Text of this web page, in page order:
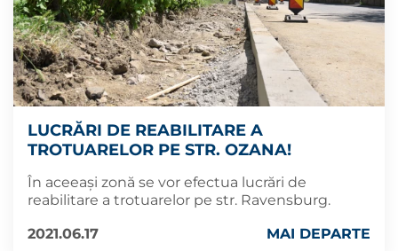
LUCRĂRI DE REABILITARE A
TROTUARELOR PE STR. OZANA!
În aceeași zonă se vor efectua lucrări de
reabilitare a trotuarelor pe str. Ravensburg.
2021.06.17
MAI DEPARTE